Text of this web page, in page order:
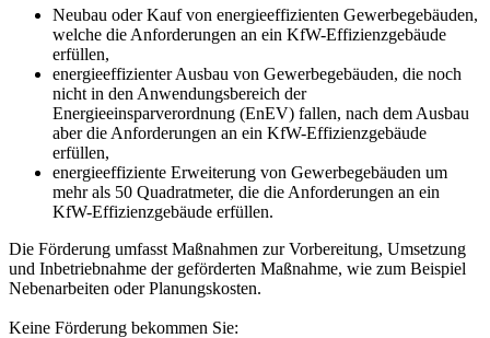
Neubau oder Kauf von energieeffizienten Gewerbegebäuden,
welche die Anforderungen an ein KfW-Effizienzgebäude
erfüllen,
energieeffizienter Ausbau von Gewerbegebäuden, die noch
nicht in den Anwendungsbereich der
Energieeinsparverordnung (EnEV) fallen, nach dem Ausbau
aber die Anforderungen an ein KfW-Effizienzgebäude
erfüllen,
energieeffiziente Erweiterung von Gewerbegebäuden um
mehr als 50 Quadratmeter, die die Anforderungen an ein
KfW-Effizienzgebäude erfüllen.
Die Förderung umfasst Maßnahmen zur Vorbereitung, Umsetzung
und Inbetriebnahme der geförderten Maßnahme, wie zum Beispiel
Nebenarbeiten oder Planungskosten.
Keine Förderung bekommen Sie: